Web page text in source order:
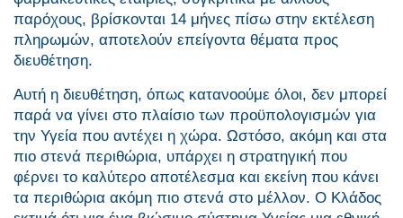
παρόχους, βρίσκονται 14 μήνες πίσω στην εκτέλεση
πληρωμών, αποτελούν επείγοντα θέματα προς
διευθέτηση.
Αυτή η διευθέτηση, όπως κατανοούμε όλοι, δεν μπορεί
παρά να γίνει στο πλαίσιο των προϋπολογισμών για
την Υγεία που αντέχει η χώρα. Ωστόσο, ακόμη και στα
πιο στενά περιθώρια, υπάρχει η στρατηγική που
φέρνει το καλύτερο αποτέλεσμα και εκείνη που κάνει
τα περιθώρια ακόμη πιο στενά στο μέλλον. Ο Κλάδος